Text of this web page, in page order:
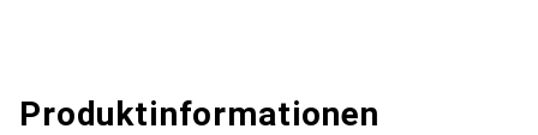
Produktinformationen